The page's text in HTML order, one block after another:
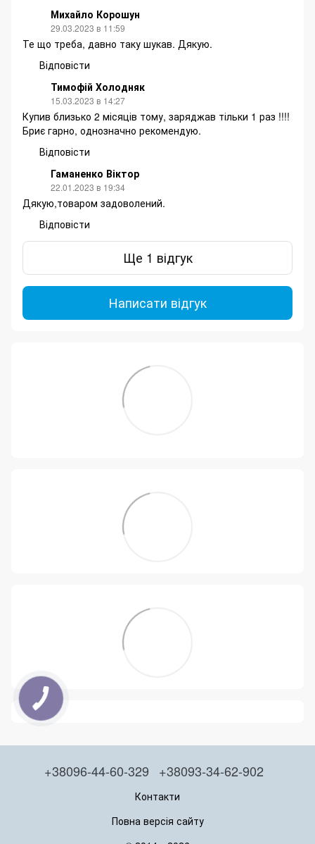
Михайло Корошун
29.03.2023 в 11:59
Те що треба, давно таку шукав. Дякую.
Відповісти
Тимофій Холодняк
15.03.2023 в 14:27
Купив близько 2 місяців тому, заряджав тільки 1 раз !!!!
Бриє гарно, однозначно рекомендую.
Відповісти
Гаманенко Віктор
22.01.2023 в 19:34
Дякую,товаром задоволений.
Відповісти
Ще 1 відгук
Написати відгук
+38096-44-60-329 +38093-34-62-902
Контакти
Повна версія сайту